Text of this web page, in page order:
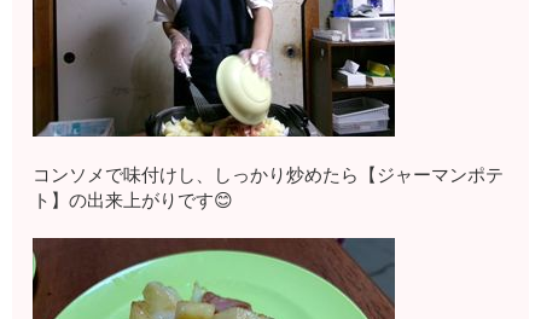
コンソメで味付けし、しっかり炒めたら【ジャーマンポテ
ト】の出来上がりです😊